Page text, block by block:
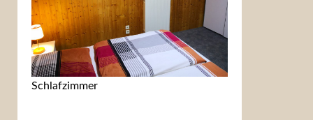
Schlafzimmer